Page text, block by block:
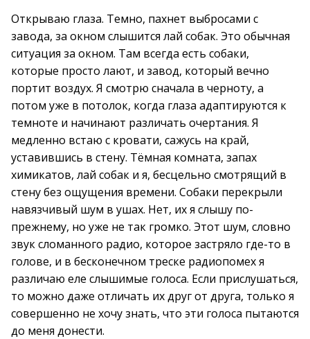
Открываю глаза. Темно, пахнет выбросами с
завода, за окном слышится лай собак. Это обычная
ситуация за окном. Там всегда есть собаки,
которые просто лают, и завод, который вечно
портит воздух. Я смотрю сначала в черноту, а
потом уже в потолок, когда глаза адаптируются к
темноте и начинают различать очертания. Я
медленно встаю с кровати, сажусь на край,
уставившись в стену. Тёмная комната, запах
химикатов, лай собак и я, бесцельно смотрящий в
стену без ощущения времени. Собаки перекрыли
навязчивый шум в ушах. Нет, их я слышу по-
прежнему, но уже не так громко. Этот шум, словно
звук сломанного радио, которое застряло где-то в
голове, и в бесконечном треске радиопомех я
различаю еле слышимые голоса. Если прислушаться,
то можно даже отличать их друг от друга, только я
совершенно не хочу знать, что эти голоса пытаются
до меня донести.